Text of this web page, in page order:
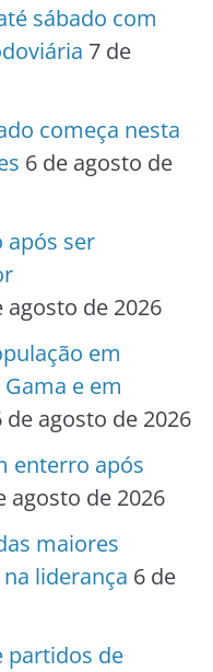
sábado com
7 de
começa nesta
6 de agosto de
após ser
agosto de 2026
em
e em
de agosto de 2026
enterro após
agosto de 2026
maiores
liderança 6 de
partidos de